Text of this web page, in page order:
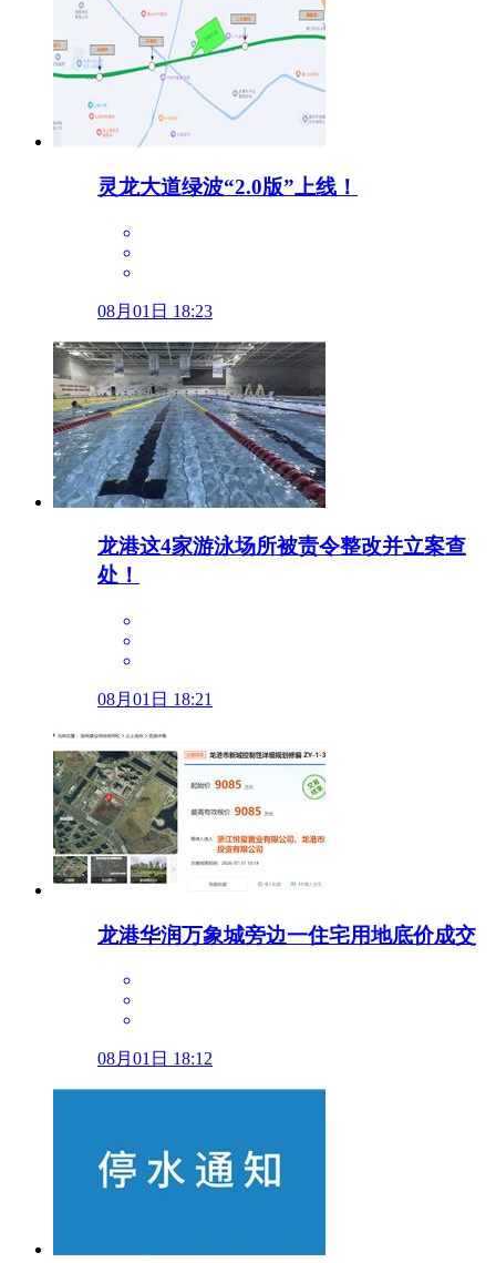
灵龙大道绿波“2.0版”上线！
08月01日 18:23
龙港这4家游泳场所被责令整改并立案查
处！
08月01日 18:21
龙港华润万象城旁边一住宅用地底价成交
08月01日 18:12